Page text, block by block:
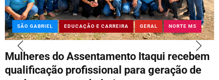
SÃO GABRIEL EDUCAÇÃO E CARREIRA GERAL NORTE MS
Mulheres do Assentamento Itaqui recebem
qualificação profissional para geração de